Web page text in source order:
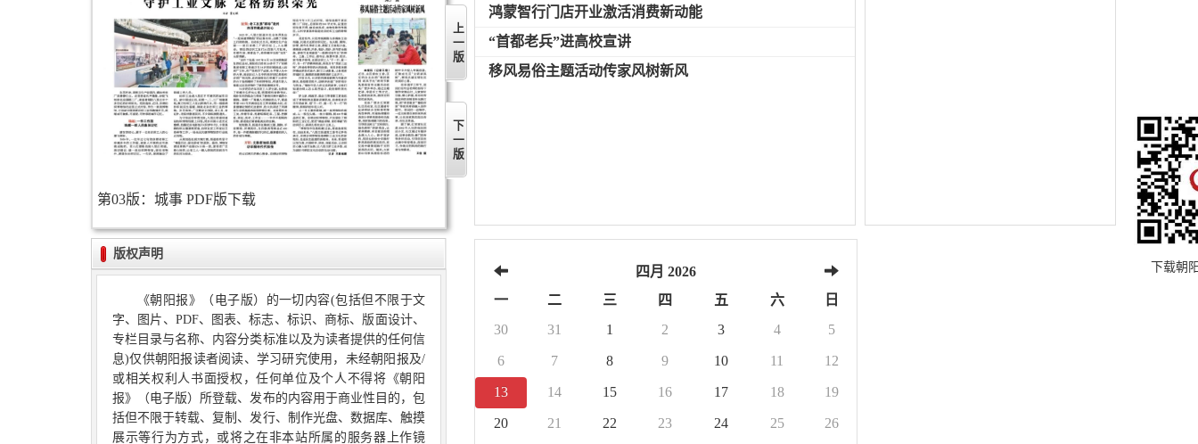
下载朝
上一版
下一版
第03版：城事 PDF版下载
版权声明
《朝阳报》（电子版）的一切内容(包括但不限于文
字、图片、PDF、图表、标志、标识、商标、版面设计、
专栏目录与名称、内容分类标准以及为读者提供的任何信
息)仅供朝阳报读者阅读、学习研究使用，未经朝阳报及/
或相关权利人书面授权，任何单位及个人不得将《朝阳
报》（电子版）所登载、发布的内容用于商业性目的，包
括但不限于转载、复制、发行、制作光盘、数据库、触摸
展示等行为方式，或将之在非本站所属的服务器上作镜
鸿蒙智行门店开业激活消费新动能
“首都老兵”进高校宣讲
移风易俗主题活动传家风树新风
四月 2026
一
二 三 四 五 六
日
30
31 1 2 3 4 5
6 7 8 9 10 11 12
13 14 15 16 17 18 19
20 21 22 23 24 25 26